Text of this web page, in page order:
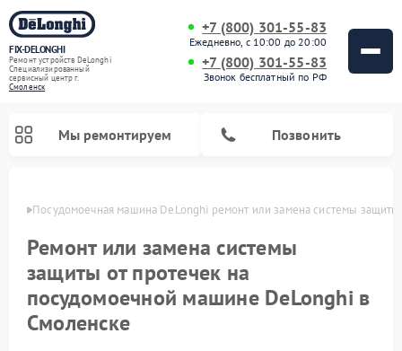
FIX-DELONGHI
Ремонт устройств DeLonghi
Специализированный
cервисный центр г.
Смоленск
+7 (800) 301-55-83
Ежедневно, с 10:00 до 20:00
+7 (800) 301-55-83
Звонок бесплатный по РФ
Мы ремонтируем Позвонить
Посудомоечная машина DeLonghi ремонт или замена системы защиты
Ремонт или замена системы
защиты от протечек на
посудомоечной машине DeLonghi в
Смоленске